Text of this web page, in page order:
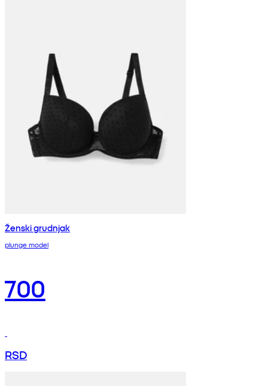
Ženski grudnjak
plunge model
700
RSD